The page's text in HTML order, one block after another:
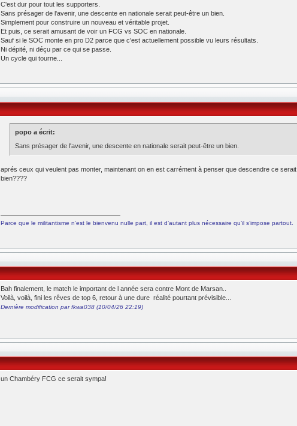
C'est dur pour tout les supporters.
Sans présager de l'avenir, une descente en nationale serait peut-être un bien.
Simplement pour construire un nouveau et véritable projet.
Et puis, ce serait amusant de voir un FCG vs SOC en nationale.
Sauf si le SOC monte en pro D2 parce que c'est actuellement possible vu leurs résultats.
Ni dépité, ni déçu par ce qui se passe.
Un cycle qui tourne...
popo a écrit:
Sans présager de l'avenir, une descente en nationale serait peut-être un bien.
aprés ceux qui veulent pas monter, maintenant on en est carrément à penser que descendre ce serait
bien????
Parce que le militantisme n’est le bienvenu nulle part, il est d’autant plus nécessaire qu’il s’impose partout.
Bah finalement, le match le important de l année sera contre Mont de Marsan..
Voilà, voilà, fini les rêves de top 6, retour à une dure réalité pourtant prévisible...
Dernière modification par fkwa038 (10/04/26 22:19)
un Chambéry FCG ce serait sympa!